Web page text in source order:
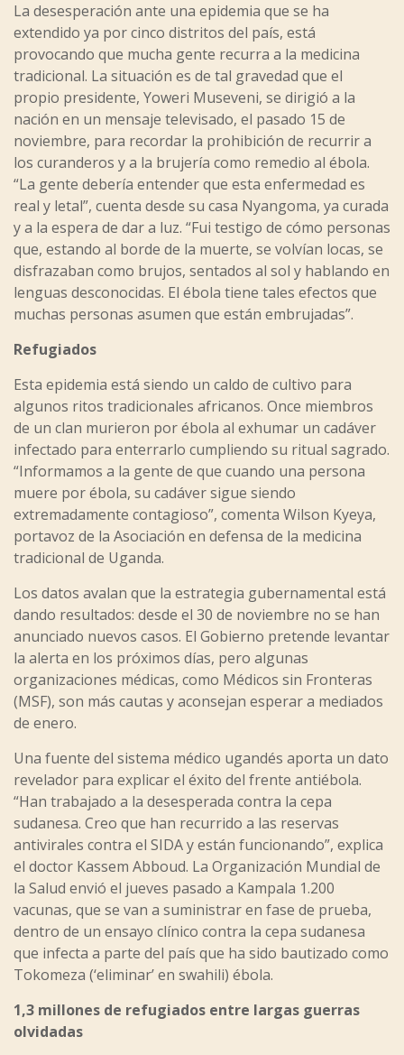
La desesperación ante una epidemia que se ha
extendido ya por cinco distritos del país, está
provocando que mucha gente recurra a la medicina
tradicional. La situación es de tal gravedad que el
propio presidente, Yoweri Museveni, se dirigió a la
nación en un mensaje televisado, el pasado 15 de
noviembre, para recordar la prohibición de recurrir a
los curanderos y a la brujería como remedio al ébola.
“La gente debería entender que esta enfermedad es
real y letal”, cuenta desde su casa Nyangoma, ya curada
y a la espera de dar a luz. “Fui testigo de cómo personas
que, estando al borde de la muerte, se volvían locas, se
disfrazaban como brujos, sentados al sol y hablando en
lenguas desconocidas. El ébola tiene tales efectos que
muchas personas asumen que están embrujadas”.
Refugiados
Esta epidemia está siendo un caldo de cultivo para
algunos ritos tradicionales africanos. Once miembros
de un clan murieron por ébola al exhumar un cadáver
infectado para enterrarlo cumpliendo su ritual sagrado.
“Informamos a la gente de que cuando una persona
muere por ébola, su cadáver sigue siendo
extremadamente contagioso”, comenta Wilson Kyeya,
portavoz de la Asociación en defensa de la medicina
tradicional de Uganda.
Los datos avalan que la estrategia gubernamental está
dando resultados: desde el 30 de noviembre no se han
anunciado nuevos casos. El Gobierno pretende levantar
la alerta en los próximos días, pero algunas
organizaciones médicas, como Médicos sin Fronteras
(MSF), son más cautas y aconsejan esperar a mediados
de enero.
Una fuente del sistema médico ugandés aporta un dato
revelador para explicar el éxito del frente antiébola.
“Han trabajado a la desesperada contra la cepa
sudanesa. Creo que han recurrido a las reservas
antivirales contra el SIDA y están funcionando”, explica
el doctor Kassem Abboud. La Organización Mundial de
la Salud envió el jueves pasado a Kampala 1.200
vacunas, que se van a suministrar en fase de prueba,
dentro de un ensayo clínico contra la cepa sudanesa
que infecta a parte del país que ha sido bautizado como
Tokomeza (‘eliminar’ en swahili) ébola.
1,3 millones de refugiados entre largas guerras
olvidadas